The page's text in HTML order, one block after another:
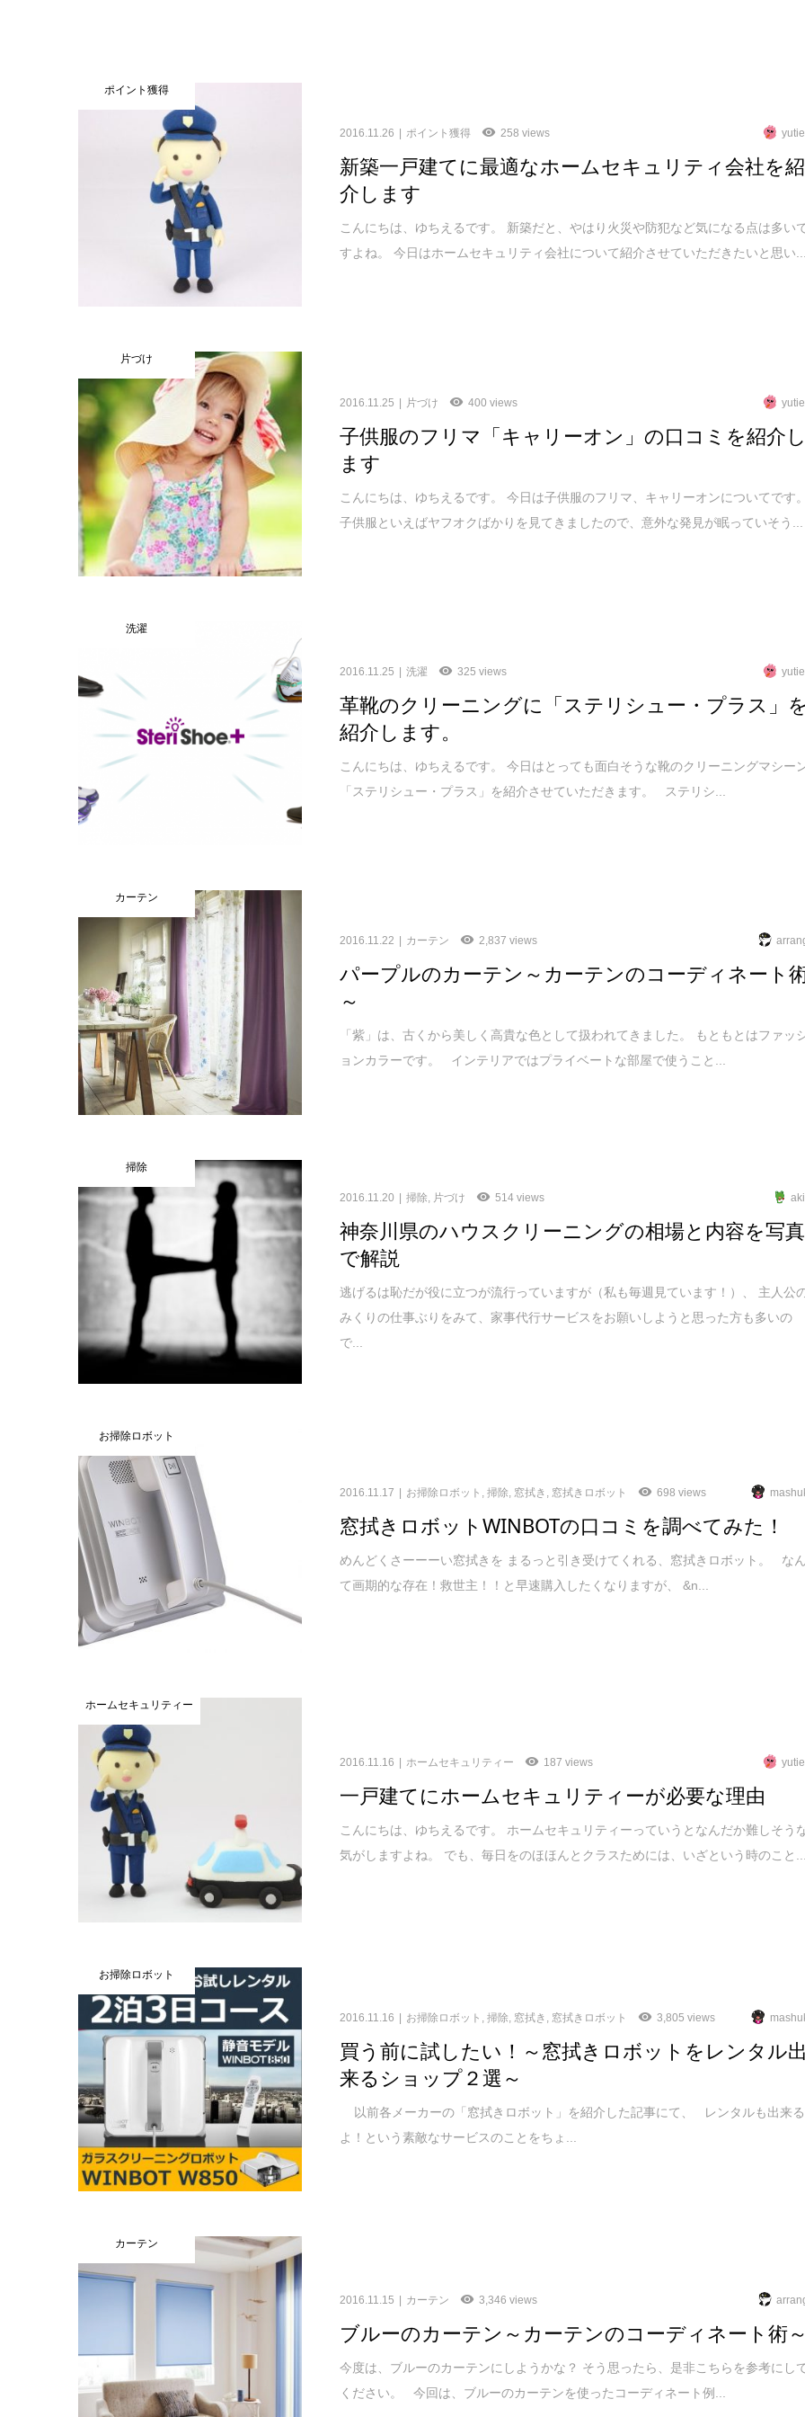
ポイント獲得
2016.11.26 ポイント獲得 258 views
新築一戸建てに最適なホームセキュリティ会社を紹
介します
こんにちは、ゆちえるです。 新築だと、やはり火災や防犯など気になる点は多い
すよね。 今日はホームセキュリティ会社について紹介させていただきたいと思い...
片づけ
2016.11.25 片づけ 400 views
子供服のフリマ「キャリーオン」の口コミを紹介し
ます
こんにちは、ゆちえるです。 今日は子供服のフリマ、キャリーオンについてです。
子供服といえばヤフオクばかりを見てきましたので、意外な発見が眠っていそう...
洗濯
2016.11.25 洗濯 325 views
革靴のクリーニングに「ステリシュー・プラス」を
紹介します。
こんにちは、ゆちえるです。 今日はとっても面白そうな靴のクリーニングマシー
「ステリシュー・プラス」を紹介させていただきます。 ステリシ...
カーテン
2016.11.22 カーテン 2,837 views
パープルのカーテン～カーテンのコーディネート
～
「紫」は、古くから美しく高貴な色として扱われてきました。 もともとはファッ
ョンカラーです。 インテリアではプライベートな部屋で使うこと...
掃除
2016.11.20 掃除 片づけ 514 views
神奈川県のハウスクリーニングの相場と内容を写真
で解説
逃げるは恥だが役に立つが流行っていますが（私も毎週見ています！）、 主人公
みくりの仕事ぶりをみて、家事代行サービスをお願いしようと思った方も多いの
で...
お掃除ロボット
2016.11.17 お掃除ロボット ,掃除, 窓拭き , 窓拭きロボット 698 views
窓拭きロボットWINBOTの口コミを調べてみた！
めんどくさーーーい窓拭きを まるっと引き受けてくれる、窓拭きロボット。 なん
て画期的な存在！救世主！！と早速購入したくなりますが、 &n...
ホームセキュリティー
2016.11.16 ホームセキュリティー 187 views
一戸建てにホームセキュリティーが必要な理由
こんにちは、ゆちえるです。 ホームセキュリティーっていうとなんだか難しそう
気がしますよね。 でも、毎日をのほほんとクラスためには、いざという時のこと...
お掃除ロボット
2016.11.16 お掃除ロボット ,掃除, 窓拭き , 窓拭きロボット 3,805 views
買う前に試したい！～窓拭きロボットをレンタル出
来るショップ２選～
以前各メーカーの「窓拭きロボット」を紹介した記事にて、 レンタルも出来る
よ！という素敵なサービスのことをちょ...
カーテン
2016.11.15 カーテン 3,346 views
ブルーのカーテン～カーテンのコーディネート術～
今度は、ブルーのカーテンにしようかな？ そう思ったら、是非こちらを参考にし
ください。 今回は、ブルーのカーテンを使ったコーディネート例...